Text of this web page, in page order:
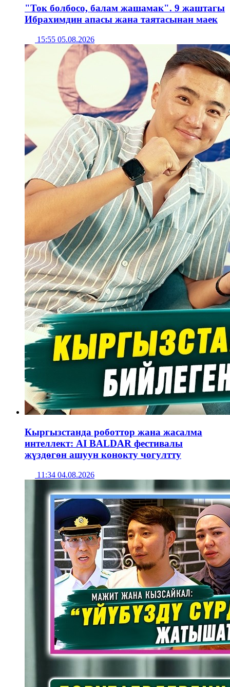
"Ток болбосо, балам жашамак". 9 жаштагы
Ибрахимдин апасы жана таятасынан маек
15:55 05.08.2026
Кыргызстанда роботтор жана жасалма
интеллект: AI BALDAR фестивалы
жүздөгөн ашуун конокту чогултту
11:34 04.08.2026